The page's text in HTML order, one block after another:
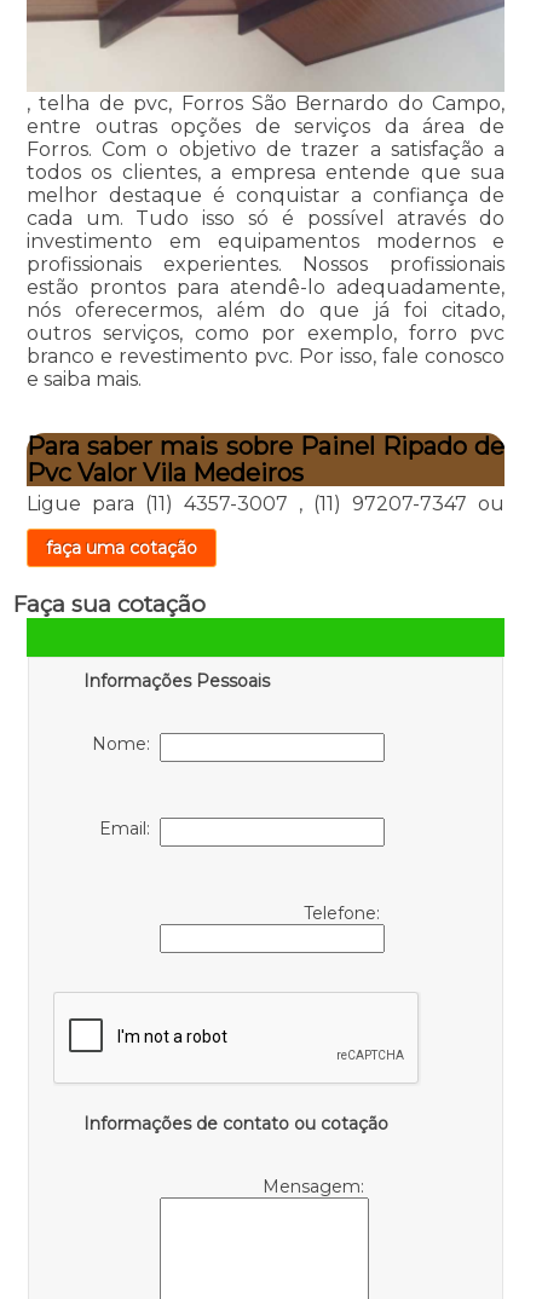
, telha de pvc, Forros São Bernardo do Campo,
entre outras opções de serviços da área de
Forros. Com o objetivo de trazer a satisfação a
todos os clientes, a empresa entende que sua
melhor destaque é conquistar a confiança de
cada um. Tudo isso só é possível através do
investimento em equipamentos modernos e
profissionais experientes. Nossos profissionais
estão prontos para atendê-lo adequadamente,
nós oferecermos, além do que já foi citado,
outros serviços, como por exemplo, forro pvc
branco e revestimento pvc. Por isso, fale conosco
e saiba mais.
Para saber mais sobre Painel Ripado de
Pvc Valor Vila Medeiros
Ligue para (11) 4357-3007 , (11) 97207-7347 ou
faça uma cotação
Faça sua cotação
Informações Pessoais
Nome:
Email:
Telefone:
Informações de contato ou cotação
Mensagem: